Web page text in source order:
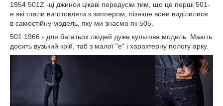
1954 501Z -ці джинси цікаві передусім тим, що це перші 501-
е які стали виготовляти з зиппером, пізніше вони виділилися
в самостійну модель, яку ми знаємо як 505.
501 1966 - для багатьох людей дуже культова модель. Мають
досить вузький крій, таб з малої "е" і характерну пологу арку.